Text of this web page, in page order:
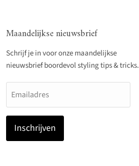
Maandelijkse nieuwsbrief
Schrijf je in voor onze maandelijkse
nieuwsbrief boordevol styling tips & tricks.
Emailadres
Inschrijven